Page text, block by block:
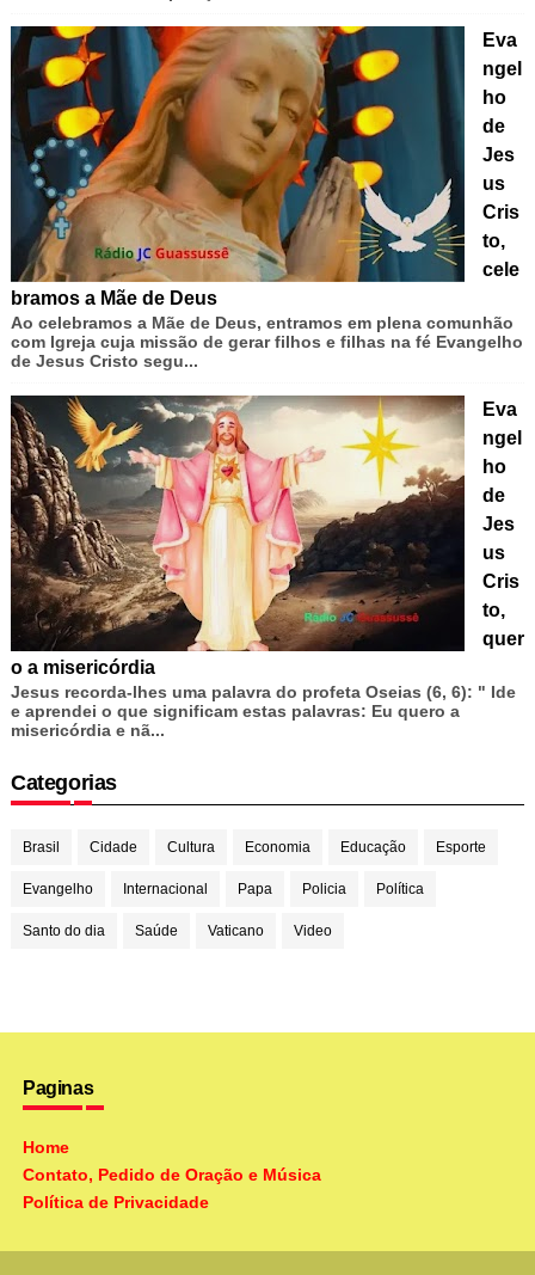
Eva
ngel
ho
de
Jes
us
Cris
to,
cele
bramos a Mãe de Deus
Ao celebramos a Mãe de Deus, entramos em plena comunhão
com Igreja cuja missão de gerar filhos e filhas na fé Evangelho
de Jesus Cristo segu...
Eva
ngel
ho
de
Jes
us
Cris
to,
quer
o a misericórdia
Jesus recorda-lhes uma palavra do profeta Oseias (6, 6): " Ide
e aprendei o que significam estas palavras: Eu quero a
misericórdia e nã...
Categorias
Brasil Cidade Cultura Economia Educação Esporte
Evangelho Internacional Papa Policia Política
Santo do dia Saúde Vaticano Video
Paginas
Home
Contato, Pedido de Oração e Música
Política de Privacidade